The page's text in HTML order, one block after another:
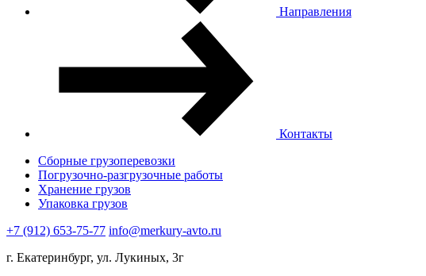
Направления
Контакты
Сборные грузоперевозки
Погрузочно-разгрузочные работы
Хранение грузов
Упаковка грузов
+7 (912) 653-75-77 info@merkury-avto.ru
г. Екатеринбург, ул. Лукиных, 3г